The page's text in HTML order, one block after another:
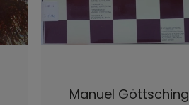
Manuel Göttsching